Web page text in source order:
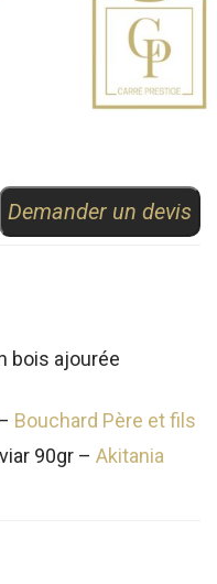
Demander un devis
bois ajourée
Bouchard Père et fils
90gr – Akitania